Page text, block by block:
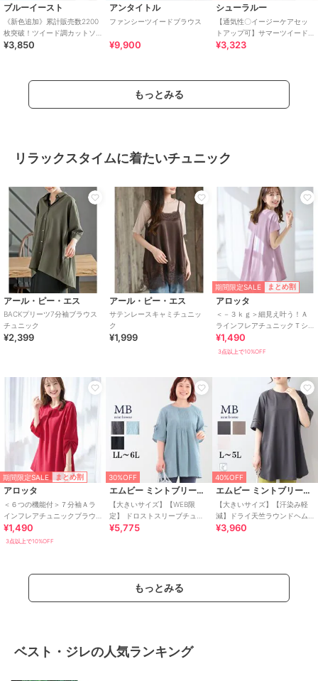
ブルーイースト
《新色追加》累計販売数2200
枚突破！ツイード調カットソ
ー
¥3,850
アンタイトル
ファンシーツイードブラウス
¥9,900
シューラルー
【通気性〇イージーケアセッ
トアップ可】サマーツイード
調 襟付き半袖ブラウス
¥3,323
もっとみる
リラックスタイムに着たいチュニック
アール・ピー・エス
BACKプリーツ7分袖ブラウス
チュニック
¥2,399
アール・ピー・エス
サテンレースキャミチュニッ
ク
¥1,999
期間限定SALE まとめ割
アロッタ
＜－３ｋｇ＞細見え叶う！Ａ
ラインフレアチュニックＴシ
ャツ
¥1,490
3点以上で10%OFF
期間限定SALE まとめ割
アロッタ
＜６つの機能付＞７分袖Ａラ
インフレアチュニックブラウ
ス
¥1,490
3点以上で10%OFF
30%OFF
エムビー ミントブリーズ
【大きいサイズ】【WEB限
定】 ドロストスリーブチュニ
ック
¥5,775
40%OFF
エムビー ミントブリーズ
【大きいサイズ】【汗染み軽
減】ドライ天竺ラウンドヘム
チュニック
¥3,960
もっとみる
ベスト・ジレの人気ランキング